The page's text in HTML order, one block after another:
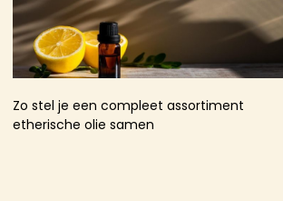
Zo stel je een compleet assortiment
etherische olie samen